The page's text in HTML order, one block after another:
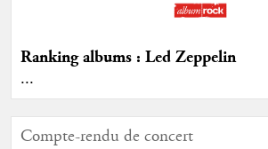
Ranking albums : Led Zeppelin
...
Compte-rendu de concert